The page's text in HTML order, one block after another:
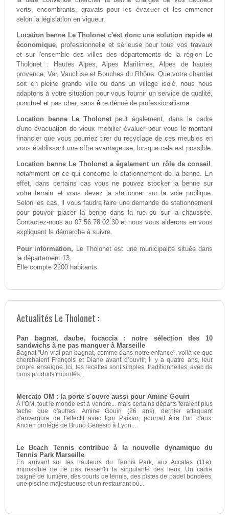
verts, encombrants, gravats pour les évacuer et les emmener
selon la législation en vigueur.
Location benne Le Tholonet c'est donc une solution rapide et
économique, professionnelle et sérieuse pour tous vos travaux
et sur l'ensemble des villes des départements de la région Le
Tholonet : Hautes Alpes, Alpes Maritimes, Alpes de hautes
provence, Var, Vaucluse et Bouches du Rhône. Que votre chantier
soit en pleine grande ville ou dans un village isolé, nous nous
adaptons à votre situation pour vous fournir un service de qualité,
ponctuel et pas cher, sans être dénué de professionalisme.
Location benne Le Tholonetpeut également, dans le cadre
d'une évacuation de vieux mobilier évaluer pour vous le montant
financier que vous pourriez tirer du recyclage de ces meubles en
vous établissant une offre avantageuse, lorsque cela est possible.
Location benne Le Tholonet a également un rôle de conseil ,
notamment en ce qui concerne le stationnement de la benne. En
effet, dans certains cas vous ne pouvez stocker la benne sur
votre terrain et vous devez la stationner sur la voie publique.
Selon les cas, il vous faudra faire une demande de stationnement
pour pouvoir placer la benne dans la rue ou sur la chaussée.
Contactez-nous au 07.56.78.02.30 et nous vous aiderons en vous
expliquant la démarche à suivre.
Pour information, Le Tholonet est une municipalité située dans
le département 13.
Elle compte 2200 habitants.
Actualités Le Tholonet :
Pan bagnat, daube, focaccia : notre sélection des 10
sandwichs à ne pas manquer à Marseille
Bagnat "Un vrai pan bagnat, comme dans notre enfance", voilà ce que
cherchaient François et Diane avant d’ouvrir, il y a quatre ans, leur
propre enseigne. Ici, les recettes sont simples, traditionnelles, avec de
bons produits importés...
Mercato OM : la porte s'ouvre aussi pour Amine Gouiri
À l'OM, tout le monde est à vendre... mais certains départs feraient plus
tache que d'autres. Amine Gouiri (26 ans), dernier attaquant
d'envergure de l'effectif avec Igor Paixao, pourrait être l'un d'eux.
Ancien protégé de Bruno Genesio à Lyon...
Le Beach Tennis contribue à la nouvelle dynamique du
Tennis Park Marseille
En arrivant sur les hauteurs du Tennis Park, aux Accates (11e),
impossible de ne pas ressentir la singularité des lieux. Un cadre
baigné de lumière, des courts de tennis, des pistes de padel bondées,
une piscine majestueuse et un restaurant où...